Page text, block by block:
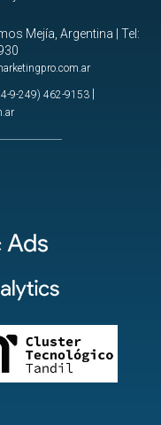
Mejía, Argentina | Tel:
9-249) 462-9153|